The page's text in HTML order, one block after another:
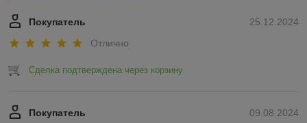
25.12.2024
Покупатель
Отлично
Сделка подтверждена через корзину
09.08.2024
Покупатель